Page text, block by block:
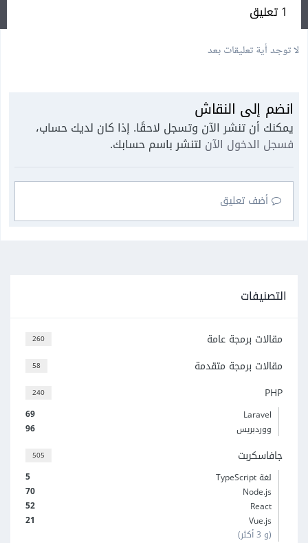
1 تعليق
لا توجد أية تعليقات بعد
انضم إلى النقاش
يمكنك أن تنشر الآن وتسجل لاحقًا. إذا كان لديك حساب،
فسجل الدخول الآن لتنشر باسم حسابك.
أضف تعليق
التصنيفات
260 مقالات برمجة عامة
58 مقالات برمجة متقدمة
240 PHP
69
Laravel
96
ووردبريس
505 جافاسكربت
5
لغة TypeScript
70
Node.js
52
React
21
Vue.js
(و 3 أكثر)